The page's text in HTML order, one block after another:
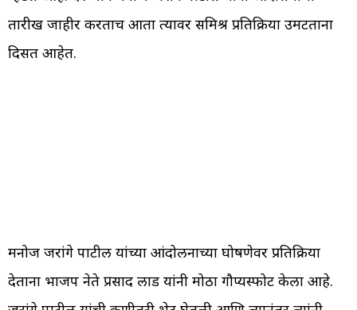
तारीख जाहीर करताच आता त्यावर समिश्र प्रतिक्रिया उमटताना
दिसत आहेत.
मनोज जरांगे पाटील यांच्या आंदोलनाच्या घोषणेवर प्रतिक्रिया
देताना भाजप नेते प्रसाद लाड यांनी मोठा गौप्यस्फोट केला आहे.